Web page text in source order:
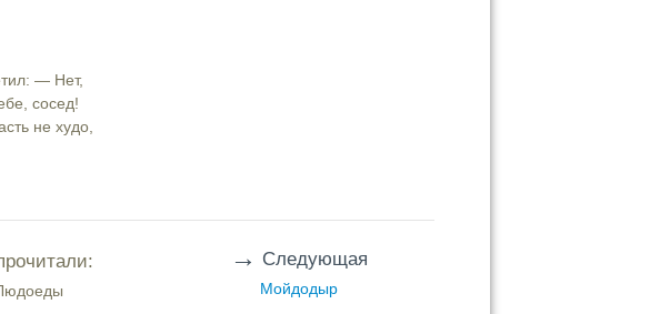
— Нет,
сосед!
не худо,
→ Следующая
Мойдодыр